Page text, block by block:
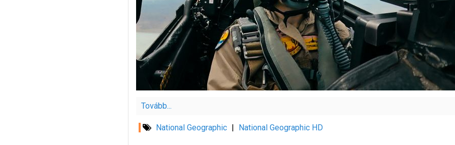
Tovább...
National Geographic | National Geographic HD